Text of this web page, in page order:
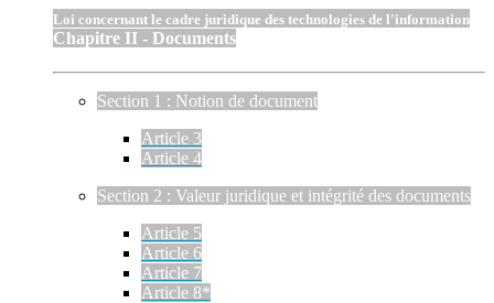
Loi concernant le cadre juridique des technologies de l'information
Chapitre II - Documents
Section 1 : Notion de document
Article 3
Article 4
Section 2 : Valeur juridique et intégrité des documents
Article 5
Article 6
Article 7
Article 8*